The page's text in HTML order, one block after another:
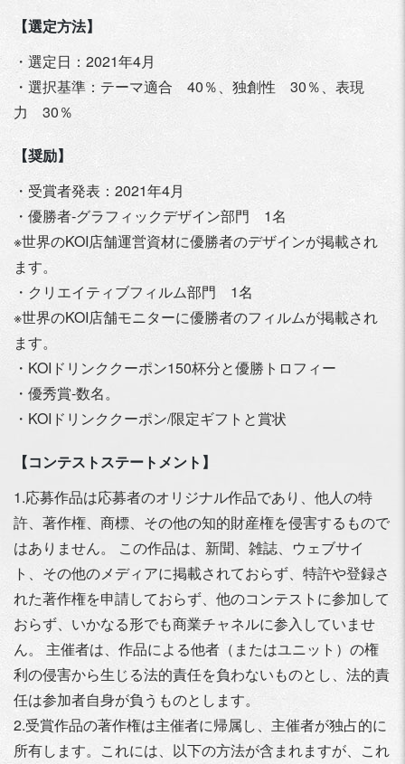
【選定方法】
・選定日：2021年4月
・選択基準：テーマ適合 40％、独創性 30％、表現
力 30％
【奨励】
・受賞者発表：2021年4月
・優勝者‐グラフィックデザイン部門 1名
※世界のKOI店舗運営資材に優勝者のデザインが掲載され
ます。
・クリエイティブフィルム部門 1名
※世界のKOI店舗モニターに優勝者のフィルムが掲載され
ます。
・KOIドリンククーポン150杯分と優勝トロフィー
・優秀賞‐数名。
・KOIドリンククーポン/限定ギフトと賞状
【コンテストステートメント】
1.応募作品は応募者のオリジナル作品であり、他人の特
許、著作権、商標、その他の知的財産権を侵害するもので
はありません。 この作品は、新聞、雑誌、ウェブサイ
ト、その他のメディアに掲載されておらず、特許や登録さ
れた著作権を申請しておらず、他のコンテストに参加して
おらず、いかなる形でも商業チャネルに参入していませ
ん。 主催者は、作品による他者（またはユニット）の権
利の侵害から生じる法的責任を負わないものとし、法的責
任は参加者自身が負うものとします。
2.受賞作品の著作権は主催者に帰属し、主催者が独占的に
所有します。これには、以下の方法が含まれますが、これ